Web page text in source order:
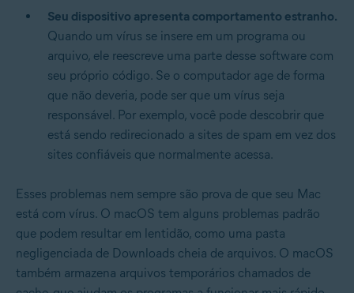
Seu dispositivo apresenta comportamento estranho.
Quando um vírus se insere em um programa ou
arquivo, ele reescreve uma parte desse software com
seu próprio código. Se o computador age de forma
que não deveria, pode ser que um vírus seja
responsável. Por exemplo, você pode descobrir que
está sendo redirecionado a sites de spam em vez dos
sites confiáveis que normalmente acessa.
Esses problemas nem sempre são prova de que seu Mac
está com vírus. O macOS tem alguns problemas padrão
que podem resultar em lentidão, como uma pasta
negligenciada de Downloads cheia de arquivos. O macOS
também armazena arquivos temporários chamados de